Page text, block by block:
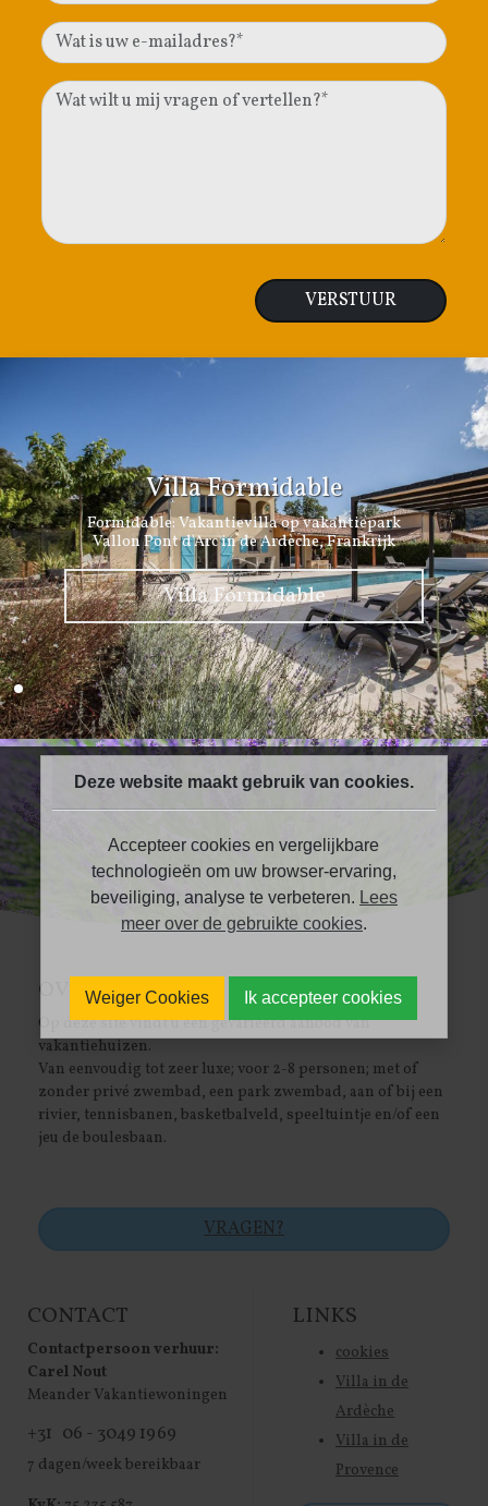
Villa Formidable
Formidable: Vakantievilla op vakantiepark
Vallon Pont d'Arc in de Ardèche, Frankrijk
Villa Formidable
CONTACT
Contactpersoon verhuur:
Carel Nout
Meander Vakantiewoningen
+31 06 - 3049 1969
7 dagen/week bereikbaar
OVER MEANDER
Op deze site vindt u een gevarieerd aanbod van
vakantiehuizen.
Van eenvoudig tot zeer luxe; voor 2-8 personen; met of
zonder privé zwembad, een park zwembad, aan of bij een
rivier, tennisbanen, basketbalveld, speeltuintje en/of een
jeu de boulesbaan.
VRAGEN?
LINKS
cookies
Villa in de
Ardèche
Villa in de
Provence
Deze website maakt gebruik van cookies.
Accepteer cookies en vergelijkbare
technologieën om uw browser-ervaring,
beveiliging, analyse te verbeteren. Lees
meer over de gebruikte cookies.
Weiger Cookies Ik accepteer cookies